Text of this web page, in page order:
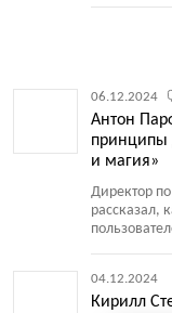
06.12.2024
Антон
принципы
и магия»
Директор
рассказал,
04.12.2024
Кирилл